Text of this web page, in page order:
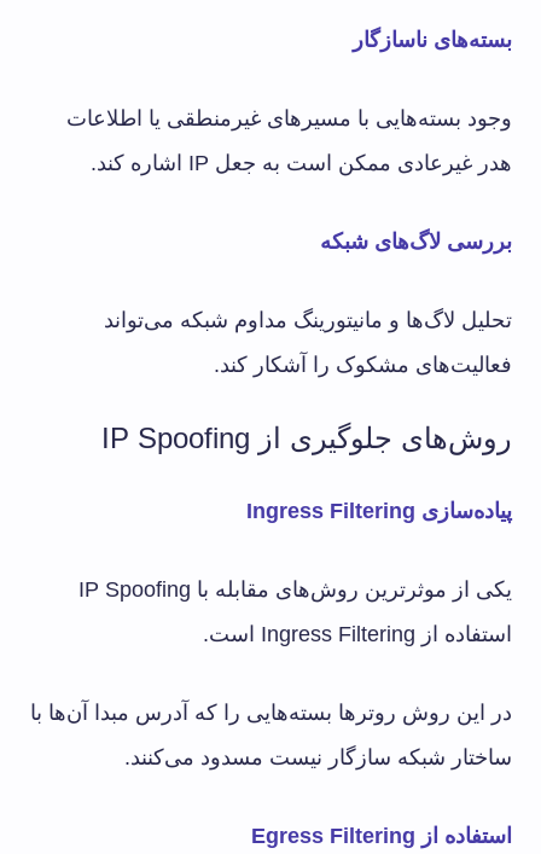
بسته‌های ناسازگار
وجود بسته‌هایی با مسیرهای غیرمنطقی یا اطلاعات
هدر غیرعادی ممکن است به جعل IP اشاره کند.
بررسی لاگ‌های شبکه
تحلیل لاگ‌ها و مانیتورینگ مداوم شبکه می‌تواند
فعالیت‌های مشکوک را آشکار کند.
روش‌های جلوگیری از IP Spoofing
پیاده‌سازی Ingress Filtering
یکی از موثرترین روش‌های مقابله با IP Spoofing
استفاده از Ingress Filtering است.
در این روش روترها بسته‌هایی را که آدرس مبدا آن‌ها با
ساختار شبکه سازگار نیست مسدود می‌کنند.
استفاده از Egress Filtering